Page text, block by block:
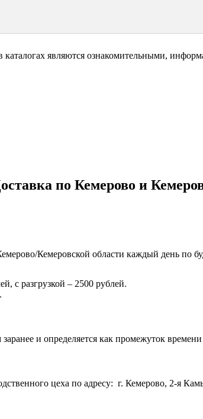
являются ознакомительными,
по Кемерово и
Кемеровской области каждый день по
с разгрузкой – 2500 рублей.
и определяется как промежуток
цеха по адресу: г. Кемерово, 2-я